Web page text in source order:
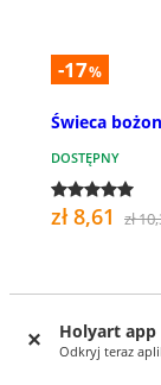
Holyart app
Odkryj teraz
-17%
Świeca
DOSTĘPNY
zł 8,61 zł